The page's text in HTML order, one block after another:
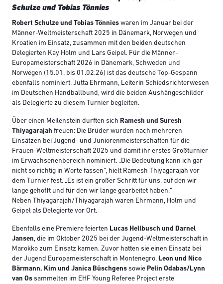
Schulze und Tobias Tönnies
Robert Schulze und Tobias Tönnies waren im Januar bei der
Männer-Weltmeisterschaft 2025 in Dänemark, Norwegen und
Kroatien im Einsatz, zusammen mit den beiden deutschen
Delegierten Kay Holm und Lars Geipel. Für die Männer-
Europameisterschaft 2026 in Dänemark, Schweden und
Norwegen (15.01. bis 01.02.26) ist das deutsche Top-Gespann
ebenfalls nominiert. Jutta Ehrmann, Leiterin Schiedsrichterwesen
im Deutschen Handballbund, wird die beiden Aushängeschilder
als Delegierte zu diesem Turnier begleiten.
Über einen Meilenstein durften sich Ramesh und Suresh
Thiyagarajah freuen: Die Brüder wurden nach mehreren
Einsätzen bei Jugend- und Juniorenmeisterschaften für die
Frauen-Weltmeisterschaft 2025 und damit ihr erstes Großturnier
im Erwachsenenbereich nominiert. „Die Bedeutung kann ich gar
nicht so richtig in Worte fassen“, hielt Ramesh Thiyagarajah vor
dem Turnier fest. „Es ist ein großer Schritt für uns, auf den wir
lange gehofft und für den wir lange gearbeitet haben.“
Neben Thiyagarajah/Thiyagarajah waren Ehrmann, Holm und
Geipel als Delegierte vor Ort.
Ebenfalls eine Premiere feierten Lucas Hellbusch und Darnel
Jansen, die im Oktober 2025 bei der Jugend-Weltmeisterschaft in
Marokko zum Einsatz kamen. Zuvor hatten sie einen Einsatz bei
der Jugend Europameisterschaft in Montenegro. Leon und Nico
Bärmann, Kim und Janica Büschgens sowie Pelin Odabas/Lynn
van Os sammelten im EHF Young Referee Project erste